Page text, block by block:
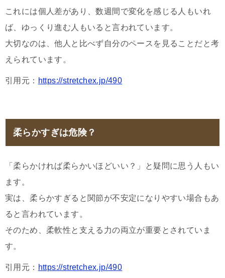
これには個人差があり、数週間で変化を感じる人もいれ
ば、ゆっくり進む人もいると言われています。
大切なのは、他人と比べず自分のペースを見ることだと考
えられています。
引用元： https://stretchex.jp/490
柔らかすぎは危険？
「柔らかければ柔らかいほどいい？」と疑問に思う人もい
ます。
実は、柔らかすぎると関節が不安定になりやすい場合もあ
ると言われています。
そのため、柔軟性と支える力の両立が重要とされていま
す。
引用元： https://stretchex.jp/490